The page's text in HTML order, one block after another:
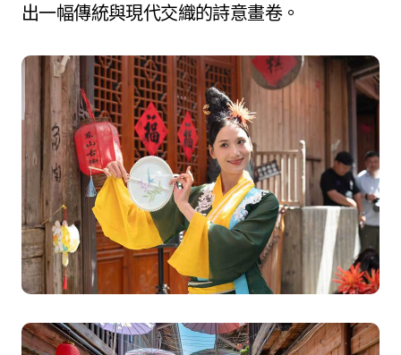
出一幅傳統與現代交織的詩意畫卷。